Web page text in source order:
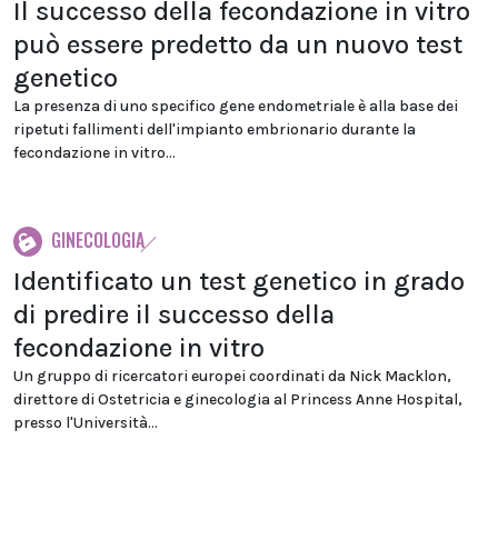
Il successo della fecondazione in vitro
può essere predetto da un nuovo test
genetico
La presenza di uno specifico gene endometriale è alla base dei
ripetuti fallimenti dell'impianto embrionario durante la
fecondazione in vitro...
GINECOLOGIA
Identificato un test genetico in grado
di predire il successo della
fecondazione in vitro
Un gruppo di ricercatori europei coordinati da Nick Macklon,
direttore di Ostetricia e ginecologia al Princess Anne Hospital,
presso l'Università...